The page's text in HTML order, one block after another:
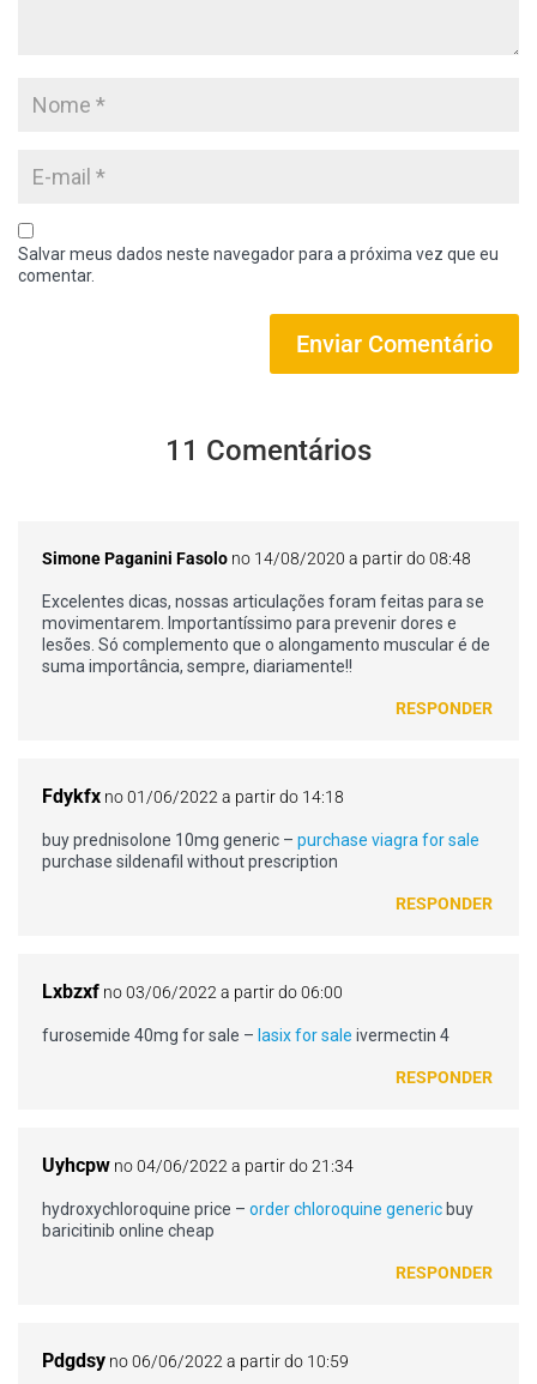
Salvar meus dados neste navegador para a próxima vez que eu
comentar.
11 Comentários
Simone Paganini Fasolo no 14/08/2020 a partir do 08:48
Excelentes dicas, nossas articulações foram feitas para se
movimentarem. Importantíssimo para prevenir dores e
lesões. Só complemento que o alongamento muscular é de
suma importância, sempre, diariamente!!
RESPONDER
Fdykfx no 01/06/2022 a partir do 14:18
buy prednisolone 10mg generic – purchase viagra for sale
purchase sildenafil without prescription
RESPONDER
Lxbzxf no 03/06/2022 a partir do 06:00
furosemide 40mg for sale – lasix for sale ivermectin 4
RESPONDER
Uyhcpw no 04/06/2022 a partir do 21:34
hydroxychloroquine price – order chloroquine generic buy
baricitinib online cheap
RESPONDER
Pdgdsy no 06/06/2022 a partir do 10:59